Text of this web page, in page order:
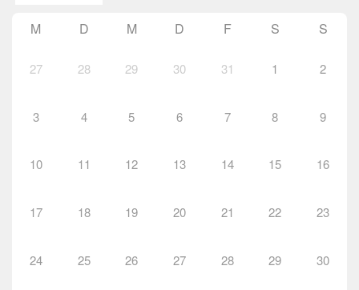
M D M D F S S
27 28 29 30 31 1 2
3 4 5 6 7 8 9
10 11 12 13 14 15 16
17 18 19 20 21 22 23
24 25 26 27 28 29 30